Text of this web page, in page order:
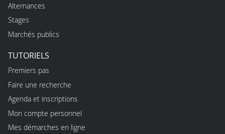
Alternances
Stages
Marchés publics
TUTORIELS
Premiers pas
Faire une recherche
Agenda et inscriptions
Mon compte personnel
Mes démarches en ligne